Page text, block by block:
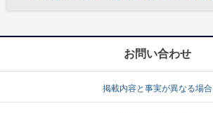
お問い合わせ
掲載内容と事実が異なる場合